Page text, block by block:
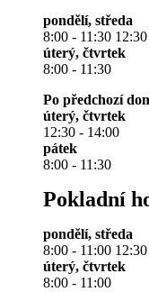
pondělí, středa
8:00 - 11:30
úterý, čtvrtek
8:00 - 11:30
Po předchozí
úterý, čtvrtek
12:30 - 14:00
pátek
8:00 - 11:30
Pokladní
pondělí, středa
8:00 - 11:00
úterý, čtvrtek
8:00 - 11:00